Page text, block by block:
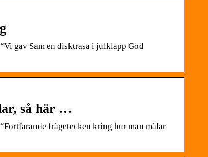
gav Sam en disktrasa i julklapp God
så här …
frågetecken kring hur man målar